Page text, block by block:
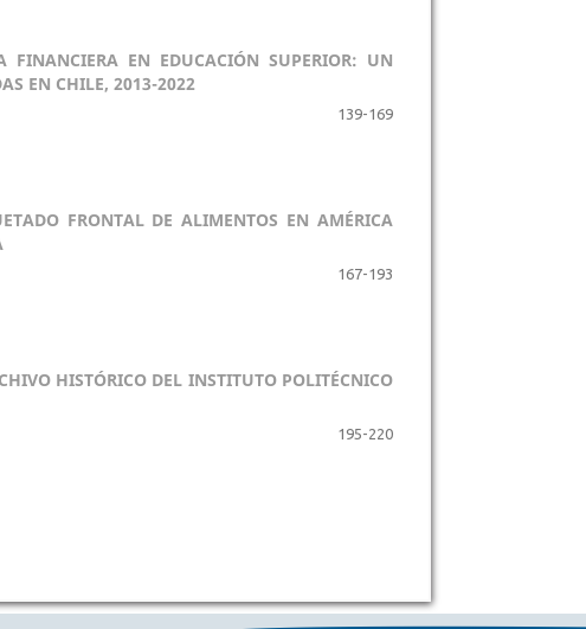
FINANCIERA EN EDUCACIÓN SUPERIOR: UN
EN CHILE, 2013-2022
139-169
FRONTAL DE ALIMENTOS EN AMÉRICA
167-193
HISTÓRICO DEL INSTITUTO POLITÉCNICO
195-220